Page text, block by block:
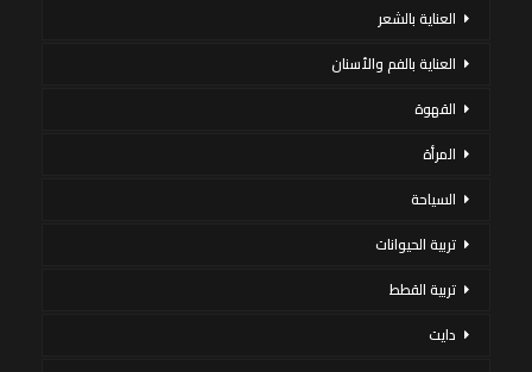
العناية بالشعر
العناية بالفم والأسنان
القهوة
المرأة
السياحة
تربية الحيوانات
تربية القطط
دايت